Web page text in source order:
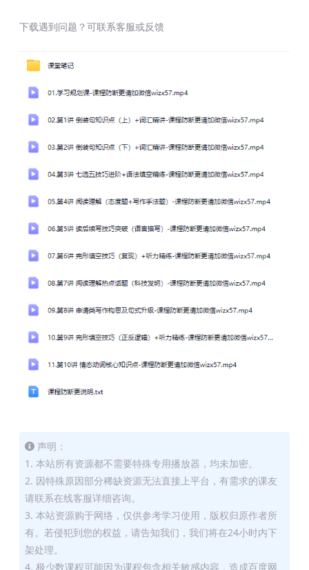
下载遇到问题？可联系客服或反馈
声明：
1. 本站所有资源都不需要特殊专用播放器，均未加密。
2. 因特殊原因部分稀缺资源无法直接上平台，有需求的课友
请联系在线客服详细咨询。
3. 本站资源购于网络，仅供参考学习使用，版权归原作者所
有。若侵犯到您的权益，请告知我们，我们将在24小时内下
架处理。
4. 极少数课程可能因为课程包含相关敏感内容，造成百度网